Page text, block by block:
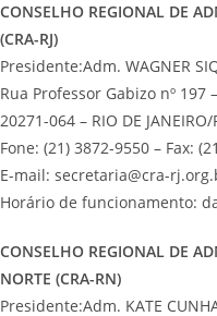
CONSELHO REGIONAL DE
(CRA-RJ)
Presidente:Adm. WAGNER
Rua Professor Gabizo nº
20271-064 – RIO DE JANEIRO/
Fone: (21) 3872-9550 – Fax:
E-mail: secretaria@cra-
Horário de funcionamento:
CONSELHO REGIONAL DE
NORTE (CRA-RN)
Presidente:Adm. KATE